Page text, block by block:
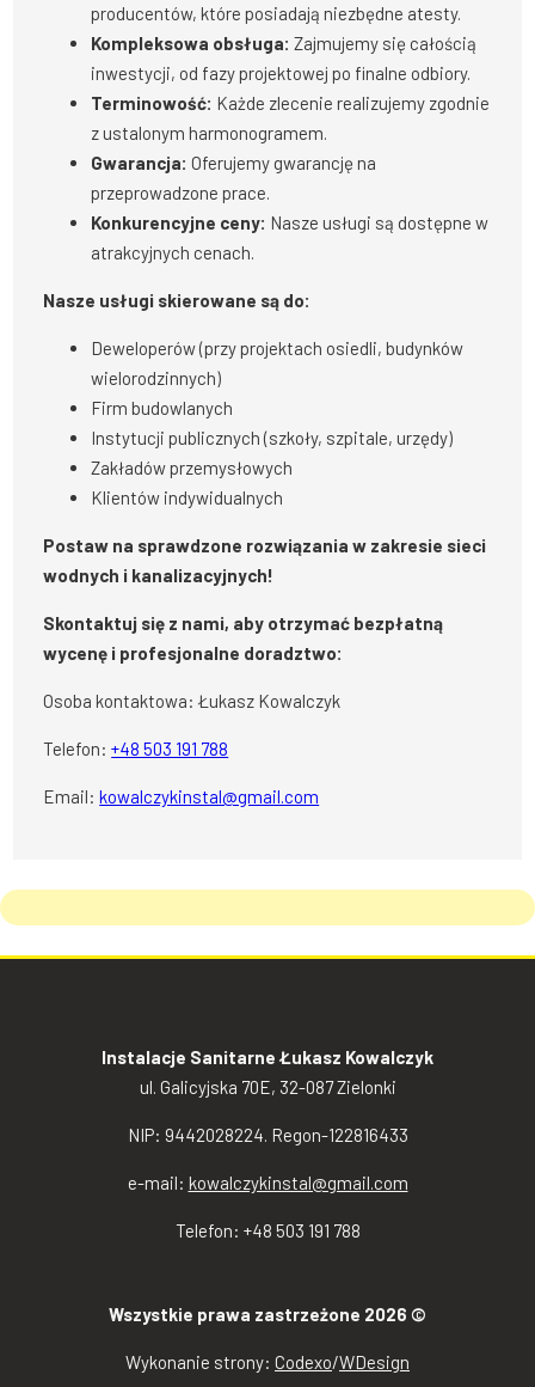
producentów, które posiadają niezbędne atesty.
Kompleksowa obsługa: Zajmujemy się całością
inwestycji, od fazy projektowej po finalne odbiory.
Terminowość: Każde zlecenie realizujemy zgodnie
z ustalonym harmonogramem.
Gwarancja: Oferujemy gwarancję na
przeprowadzone prace.
Konkurencyjne ceny: Nasze usługi są dostępne w
atrakcyjnych cenach.
Nasze usługi skierowane są do:
Deweloperów (przy projektach osiedli, budynków
wielorodzinnych)
Firm budowlanych
Instytucji publicznych (szkoły, szpitale, urzędy)
Zakładów przemysłowych
Klientów indywidualnych
Postaw na sprawdzone rozwiązania w zakresie sieci
wodnych i kanalizacyjnych!
Skontaktuj się z nami, aby otrzymać bezpłatną
wycenę i profesjonalne doradztwo:
Osoba kontaktowa: Łukasz Kowalczyk
Telefon:+48 503 191 788
Email:kowalczykinstal@gmail.com
Instalacje Sanitarne Łukasz Kowalczyk
ul. Galicyjska 70E, 32-087 Zielonki
NIP: 9442028224. Regon-122816433
e-mail: kowalczykinstal@gmail.com
Telefon: +48 503 191 788
Wszystkie prawa zastrzeżone 2026 ©
Wykonanie strony: Codexo/WDesign